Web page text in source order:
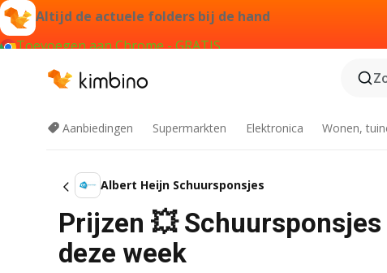
Altijd de actuele folders bij de hand
Toevoegen aan Chrome - GRATIS
Aanbiedingen Supermarkten Elektronica Wonen,
Albert Heijn Schuursponsjes
Prijzen 💥
deze week